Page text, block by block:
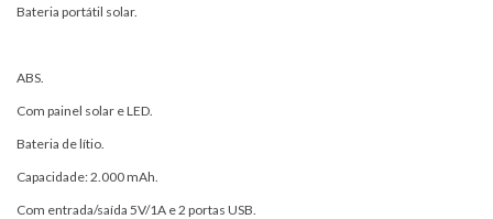
Bateria portátil solar.
ABS.
Com painel solar e LED.
Bateria de lítio.
Capacidade: 2.000 mAh.
Com entrada/saída 5V/1A e 2 portas USB.